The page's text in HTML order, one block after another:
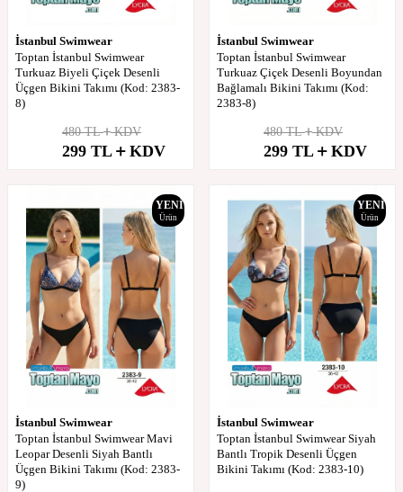
İstanbul Swimwear
Toptan İstanbul Swimwear
Turkuaz Biyeli Çiçek Desenli
Üçgen Bikini Takımı (Kod: 2383-
8)
480TL KDV
299 TL KDV
İstanbul Swimwear
Toptan İstanbul Swimwear
Turkuaz Çiçek Desenli Boyundan
Bağlamalı Bikini Takımı (Kod:
2383-8)
480TL KDV
299 TL KDV
YENI
Ürün
İstanbul Swimwear
Toptan İstanbul Swimwear Mavi
Leopar Desenli Siyah Bantlı
Üçgen Bikini Takımı (Kod: 2383-
9)
YENI
Ürün
İstanbul Swimwear
Toptan İstanbul Swimwear Siyah
Bantlı Tropik Desenli Üçgen
Bikini Takımı (Kod: 2383-10)